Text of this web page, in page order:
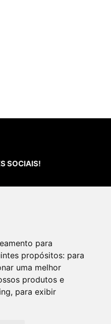
para
propósitos: para
uma melhor
produtos e
, para exibir
SOCIAIS!
para a Rede Fixa